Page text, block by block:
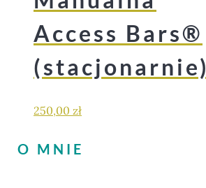
Access Bars®
(stacjonarnie)
250,00 zł
O MNIE